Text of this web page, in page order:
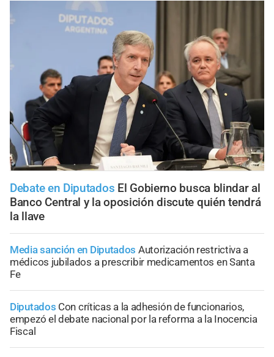
Debate en Diputados El Gobierno busca blindar al
Banco Central y la oposición discute quién tendrá
la llave
Media sanción en Diputados Autorización restrictiva a
médicos jubilados a prescribir medicamentos en Santa
Fe
Diputados Con críticas a la adhesión de funcionarios,
empezó el debate nacional por la reforma a la Inocencia
Fiscal